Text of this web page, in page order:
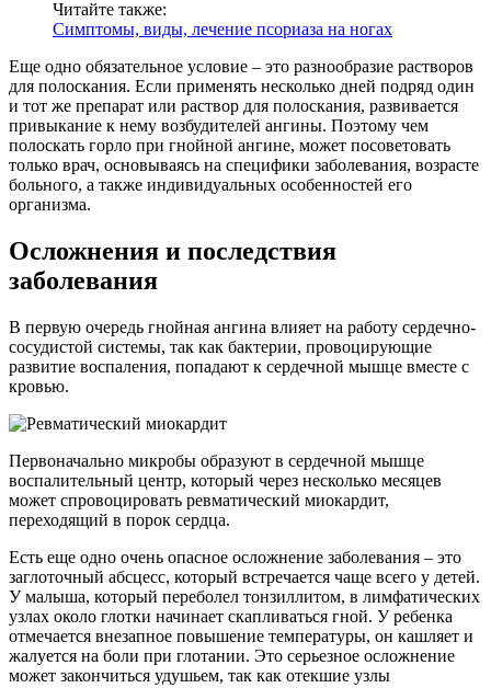
Читайте также:
Симптомы, виды, лечение псориаза на ногах
Еще одно обязательное условие – это разнообразие растворов
для полоскания. Если применять несколько дней подряд один
и тот же препарат или раствор для полоскания, развивается
привыкание к нему возбудителей ангины. Поэтому чем
полоскать горло при гнойной ангине, может посоветовать
только врач, основываясь на специфики заболевания, возрасте
больного, а также индивидуальных особенностей его
организма.
Осложнения и последствия
заболевания
В первую очередь гнойная ангина влияет на работу сердечно-
сосудистой системы, так как бактерии, провоцирующие
развитие воспаления, попадают к сердечной мышце вместе с
кровью.
Первоначально микробы образуют в сердечной мышце
воспалительный центр, который через несколько месяцев
может спровоцировать ревматический миокардит,
переходящий в порок сердца.
Есть еще одно очень опасное осложнение заболевания – это
заглоточный абсцесс, который встречается чаще всего у детей.
У малыша, который переболел тонзиллитом, в лимфатических
узлах около глотки начинает скапливаться гной. У ребенка
отмечается внезапное повышение температуры, он кашляет и
жалуется на боли при глотании. Это серьезное осложнение
может закончиться удушьем, так как отекшие узлы